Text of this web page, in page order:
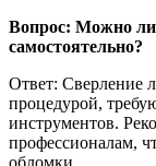
Вопрос: Можно ли
самостоятельно?
Ответ: Сверление
процедурой,
инструментов.
профессионалам,
обломки.